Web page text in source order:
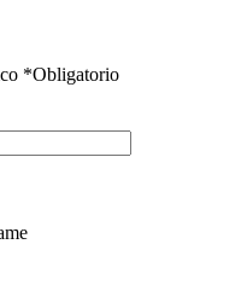
*Obligatorio